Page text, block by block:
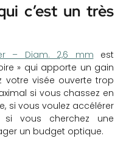
c’est un très
– Diam. 2,6 mm est
» qui apporte un gain
votre visée ouverte trop
si vous chassez en
si vous voulez accélérer
vous cherchez une
un budget optique.